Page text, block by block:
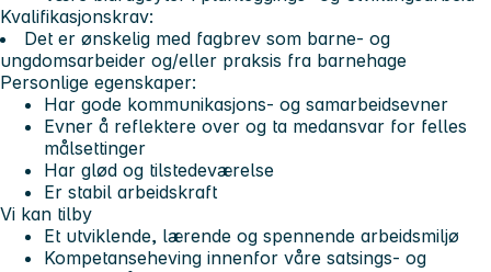
Kvalifikasjonskrav:
Det er ønskelig med fagbrev som barne- og
ungdomsarbeider og/eller praksis fra barnehage
Personlige egenskaper:
Har gode kommunikasjons- og samarbeidsevner
Evner å reflektere over og ta medansvar for felles
målsettinger
Har glød og tilstedeværelse
Er stabil arbeidskraft
Vi kan tilby
Et utviklende, lærende og spennende arbeidsmiljø
Kompetanseheving innenfor våre satsings- og